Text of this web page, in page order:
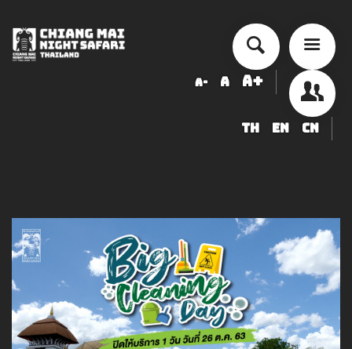
A- A A+
TH EN CN
ール
ข้อมูลสัตว์ในเชียงใหม่ไนท์ซาฟารี
調達
求人募集のお知らせ
LOGIN